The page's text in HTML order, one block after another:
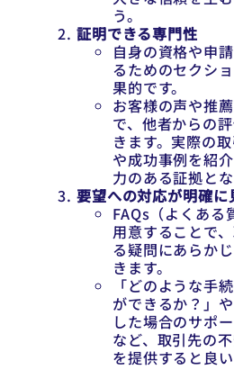
う。
証明できる専門性
自身の資格や申
るためのセクシ
果的です。
お客様の声や推
で、他者からの
きます。実際の
や成功事例を紹
力のある証拠とな
要望への対応が明確に
FAQs（よくある
用意することで
る疑問にあらか
きます。
「どのような手
ができるか？」
した場合のサポ
など、取引先の
を提供すると良い